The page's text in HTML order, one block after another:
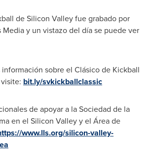
de Silicon Valley fue grabado por
Media y un vistazo del día se puede ver
información sobre el Clásico de Kickball
bit.ly/svkickballclassic
de apoyar a la Sociedad de la
en el Silicon Valley y el Área de
www.lls.org/silicon-valley-